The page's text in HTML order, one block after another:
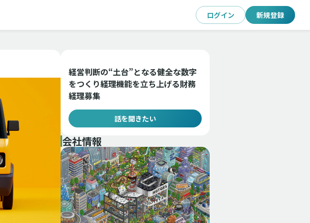
ログイン 新規登録
経営判断の“土台”となる健全な数字
をつくり経理機能を立ち上げる財務
経理募集
話を聞きたい
会社情報